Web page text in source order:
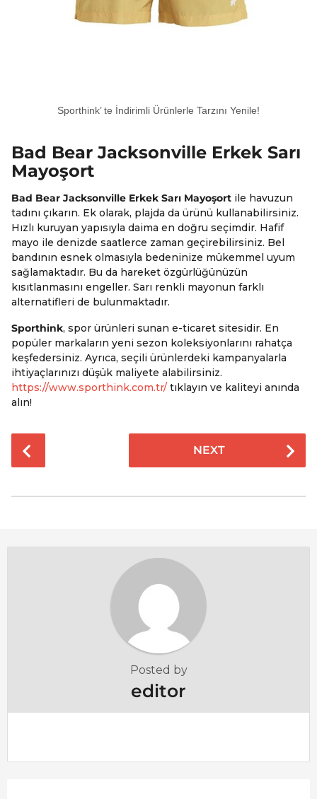
Sporthink’ te İndirimli Ürünlerle Tarzını Yenile!
Bad Bear Jacksonville Erkek Sarı
Mayoşort
Bad Bear Jacksonville Erkek Sarı Mayoşort ile havuzun
tadını çıkarın. Ek olarak, plajda da ürünü kullanabilirsiniz.
Hızlı kuruyan yapısıyla daima en doğru seçimdir. Hafif
mayo ile denizde saatlerce zaman geçirebilirsiniz. Bel
bandının esnek olmasıyla bedeninize mükemmel uyum
sağlamaktadır. Bu da hareket özgürlüğünüzün
kısıtlanmasını engeller. Sarı renkli mayonun farklı
alternatifleri de bulunmaktadır.
Sporthink, spor ürünleri sunan e-ticaret sitesidir. En
popüler markaların yeni sezon koleksiyonlarını rahatça
keşfedersiniz. Ayrıca, seçili ürünlerdeki kampanyalarla
ihtiyaçlarınızı düşük maliyete alabilirsiniz.
https://www.sporthink.com.tr/ tıklayın ve kaliteyi anında
alın!
o
t
NEXT
Posted by
editor